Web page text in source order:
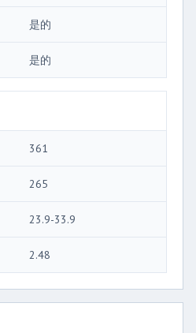
是的
是的
361
265
23.9-33.9
2.48